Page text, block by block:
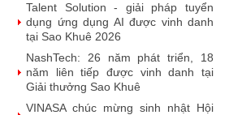
Talent Solution - giải pháp tuyển
dụng ứng dụng AI được vinh danh
tại Sao Khuê 2026
NashTech: 26 năm phát triển, 18
năm liên tiếp được vinh danh tại
Giải thưởng Sao Khuê
VINASA chúc mừng sinh nhật Hội